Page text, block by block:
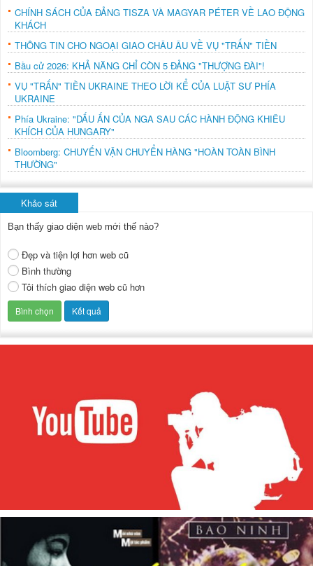
CHÍNH SÁCH CỦA ĐẢNG TISZA VÀ MAGYAR PÉTER VỀ LAO ĐỘNG
KHÁCH
THÔNG TIN CHO NGOẠI GIAO CHÂU ÂU VỀ VỤ "TRẤN" TIỀN
Bầu cử 2026: KHẢ NĂNG CHỈ CÒN 5 ĐẢNG "THƯỢNG ĐÀI"!
VỤ "TRẤN" TIỀN UKRAINE THEO LỜI KỂ CỦA LUẬT SƯ PHÍA
UKRAINE
Phía Ukraine: "DẤU ẤN CỦA NGA SAU CÁC HÀNH ĐỘNG KHIÊU
KHÍCH CỦA HUNGARY"
Bloomberg: CHUYẾN VẬN CHUYỂN HÀNG "HOÀN TOÀN BÌNH
THƯỜNG"
Khảo sát
Bạn thấy giao diện web mới thế nào?
Đẹp và tiện lợi hơn web cũ
Bình thường
Tôi thích giao diện web cũ hơn